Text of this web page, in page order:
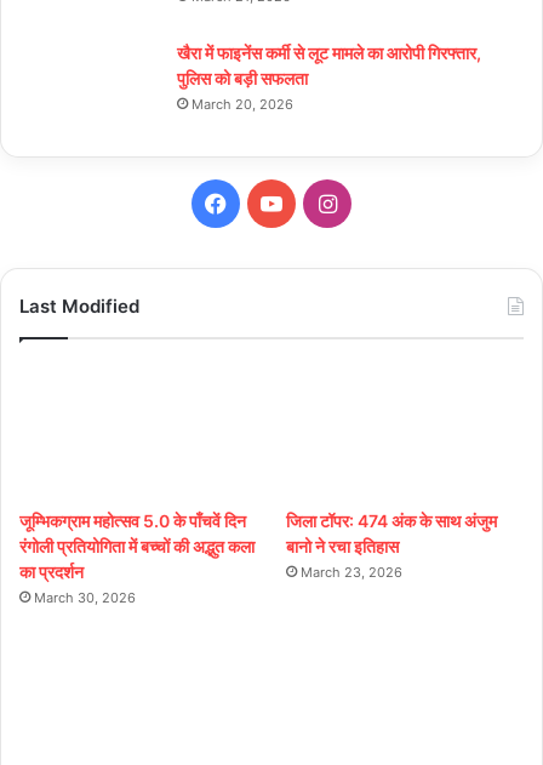
खैरा में फाइनेंस कर्मी से लूट मामले का आरोपी गिरफ्तार,
पुलिस को बड़ी सफलता
March 20, 2026
Facebook
YouTubeInstagram
Last Modified
जूम्भिकग्राम महोत्सव 5.0 के पाँचवें दिन
रंगोली प्रतियोगिता में बच्चों की अद्भुत कला
का प्रदर्शन
March 30, 2026
जिला टॉपर: 474 अंक के साथ अंजुम
बानो ने रचा इतिहास
March 23, 2026